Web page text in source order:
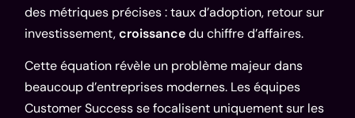
des métriques précises : taux d’adoption, retour sur
investissement,croissancedu chiffre d’affaires.
Cette équation révèle un problème majeur dans
beaucoup d’entreprises modernes. Les équipes
Customer Success se focalisent uniquement sur les